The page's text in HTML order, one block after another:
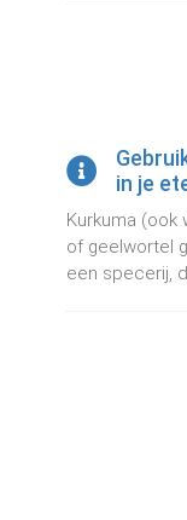
in je
Kurkuma (ook
of geelwortel
een specerij,